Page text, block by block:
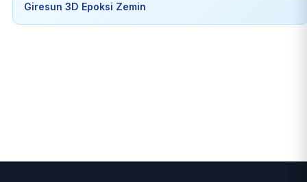
Giresun 3D Epoksi Zemin